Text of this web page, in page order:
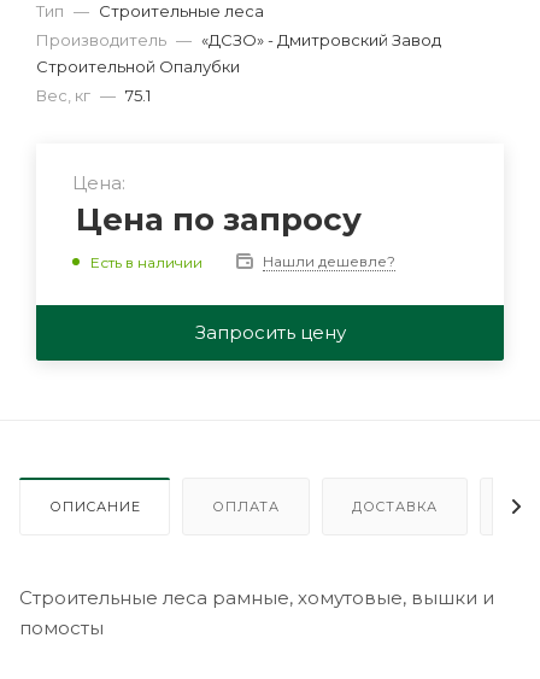
Тип — Строительные леса
Производитель — «ДСЗО» - Дмитровский Завод
Строительной Опалубки
Вес, кг — 75.1
Цена:
Цена по запросу
Есть в наличии Нашли дешевле?
Запросить цену
ОПИСАНИЕ ОПЛАТА ДОСТАВКА
Строительные леса рамные, хомутовые, вышки и
помосты